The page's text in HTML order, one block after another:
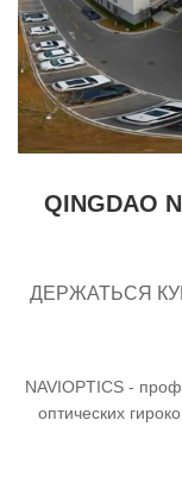
QINGDAO
ДЕРЖАТЬСЯ
NAVIOPTICS -
оптических